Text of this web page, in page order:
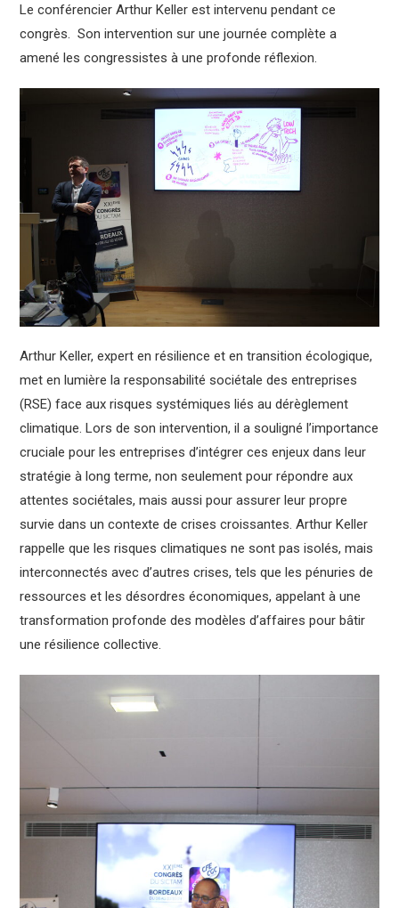
Le conférencier Arthur Keller est intervenu pendant ce
congrès. Son intervention sur une journée complète a
amené les congressistes à une profonde réflexion.
Arthur Keller, expert en résilience et en transition écologique,
met en lumière la responsabilité sociétale des entreprises
(RSE) face aux risques systémiques liés au dérèglement
climatique. Lors de son intervention, il a souligné l’importance
cruciale pour les entreprises d’intégrer ces enjeux dans leur
stratégie à long terme, non seulement pour répondre aux
attentes sociétales, mais aussi pour assurer leur propre
survie dans un contexte de crises croissantes. Arthur Keller
rappelle que les risques climatiques ne sont pas isolés, mais
interconnectés avec d’autres crises, tels que les pénuries de
ressources et les désordres économiques, appelant à une
transformation profonde des modèles d’affaires pour bâtir
une résilience collective.